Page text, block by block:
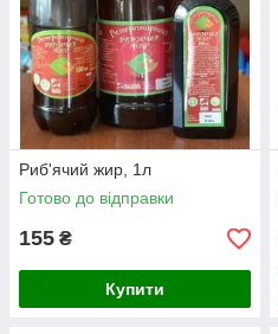
Риб'ячий жир, 1л
Готово до відправки
155 ₴
Купити